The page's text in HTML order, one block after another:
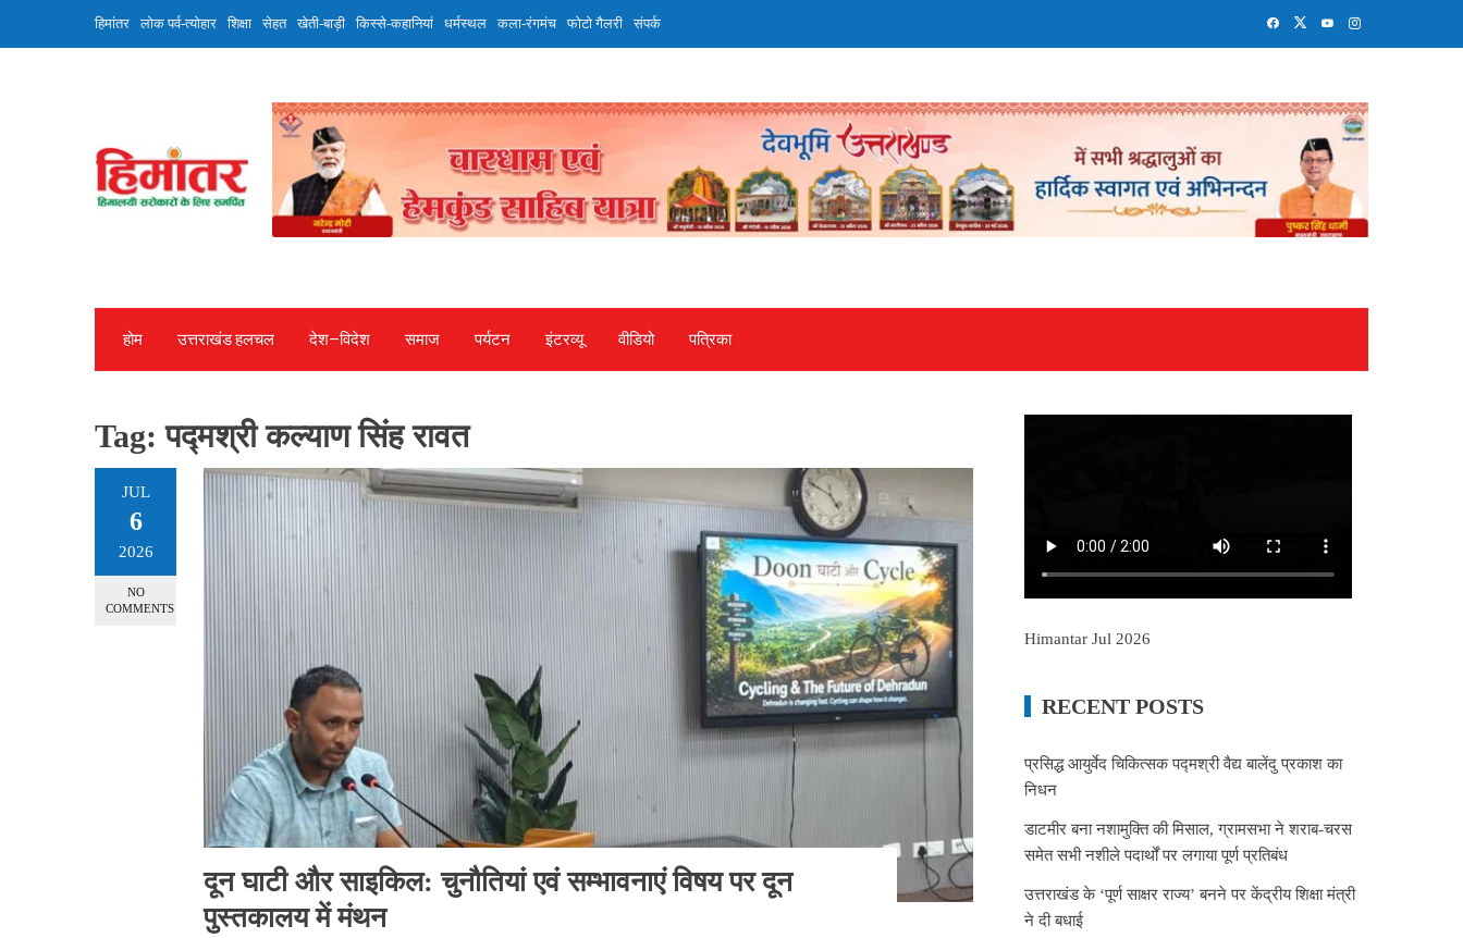
हिमांतर लोक पर्व-त्योहार शिक्षा सेहत खेती-बाड़ी किस्से-कहानियां धर्मस्थल कला-रंगमंच फोटो गैलरी संपर्क
होम उत्तराखंड हलचल देश—विदेश समाज पर्यटन इंटरव्‍यू वीडियो पत्रिका
Tag:पद्मश्री कल्याण सिंह रावत
JUL
6
2026
NO
COMMENTS
दून घाटी और साइकिल: चुनौतियां एवं सम्भावनाएं विषय पर दून
पुस्तकालय में मंथन
Himantar Jul 2026
RECENT POSTS
प्रसिद्ध आयुर्वेद चिकित्सक पद्मश्री वैद्य बालेंदु प्रकाश का
निधन
डाटमीर बना नशामुक्ति की मिसाल, ग्रामसभा ने शराब-चरस
समेत सभी नशीले पदार्थों पर लगाया पूर्ण प्रतिबंध
उत्तराखंड के ‘पूर्ण साक्षर राज्य’ बनने पर केंद्रीय शिक्षा मंत्री
ने दी बधाई